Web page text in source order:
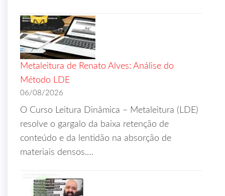
Metaleitura de Renato Alves: Análise do
Método LDE
06/08/2026
O Curso Leitura Dinâmica – Metaleitura (LDE)
resolve o gargalo da baixa retenção de
conteúdo e da lentidão na absorção de
materiais densos.…